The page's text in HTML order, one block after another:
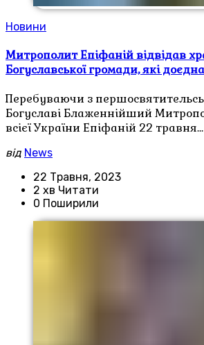
Новини
Митрополит Епіфаній відвідав
Богуславської громади, які
Перебуваючи з
Богуславі Блаженнійший
всієї України Епіфаній 22 травня…
від News
22 Травня, 2023
2 хв Читати
0 Поширили